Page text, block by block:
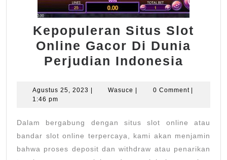
Kepopuleran Situs Slot
Online Gacor Di Dunia
Perjudian Indonesia
Slot
Gacor
Di
Dunia
Agustus 25, 2023 Agustus
| Wasuce Wasuce
| 0 Comment |
1:46 pm
Dalam bergabung dengan situs slot online atau
bandar slot online terpercaya, kami akan menjamin
bahwa proses deposit dan withdraw atau penarikan